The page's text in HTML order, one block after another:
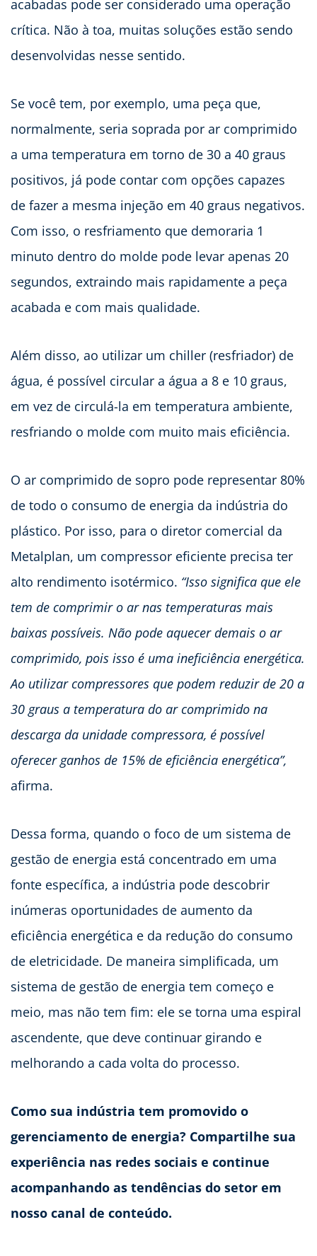
acabadas pode ser considerado uma operação
crítica. Não à toa, muitas soluções estão sendo
desenvolvidas nesse sentido.
Se você tem, por exemplo, uma peça que,
normalmente, seria soprada por ar comprimido
a uma temperatura em torno de 30 a 40 graus
positivos, já pode contar com opções capazes
de fazer a mesma injeção em 40 graus negativos.
Com isso, o resfriamento que demoraria 1
minuto dentro do molde pode levar apenas 20
segundos, extraindo mais rapidamente a peça
acabada e com mais qualidade.
Além disso, ao utilizar um chiller (resfriador) de
água, é possível circular a água a 8 e 10 graus,
em vez de circulá-la em temperatura ambiente,
resfriando o molde com muito mais eficiência.
O ar comprimido de sopro pode representar 80%
de todo o consumo de energia da indústria do
plástico. Por isso, para o diretor comercial da
Metalplan, um compressor eficiente precisa ter
alto rendimento isotérmico. “Isso significa que ele
tem de comprimir o ar nas temperaturas mais
baixas possíveis. Não pode aquecer demais o ar
comprimido, pois isso é uma ineficiência energética.
Ao utilizar compressores que podem reduzir de 20 a
30 graus a temperatura do ar comprimido na
descarga da unidade compressora, é possível
oferecer ganhos de 15% de eficiência energética”,
afirma.
Dessa forma, quando o foco de um sistema de
gestão de energia está concentrado em uma
fonte específica, a indústria pode descobrir
inúmeras oportunidades de aumento da
eficiência energética e da redução do consumo
de eletricidade. De maneira simplificada, um
sistema de gestão de energia tem começo e
meio, mas não tem fim: ele se torna uma espiral
ascendente, que deve continuar girando e
melhorando a cada volta do processo.
Como sua indústria tem promovido o
gerenciamento de energia? Compartilhe sua
experiência nas redes sociais e continue
acompanhando as tendências do setor em
nosso canal de conteúdo.